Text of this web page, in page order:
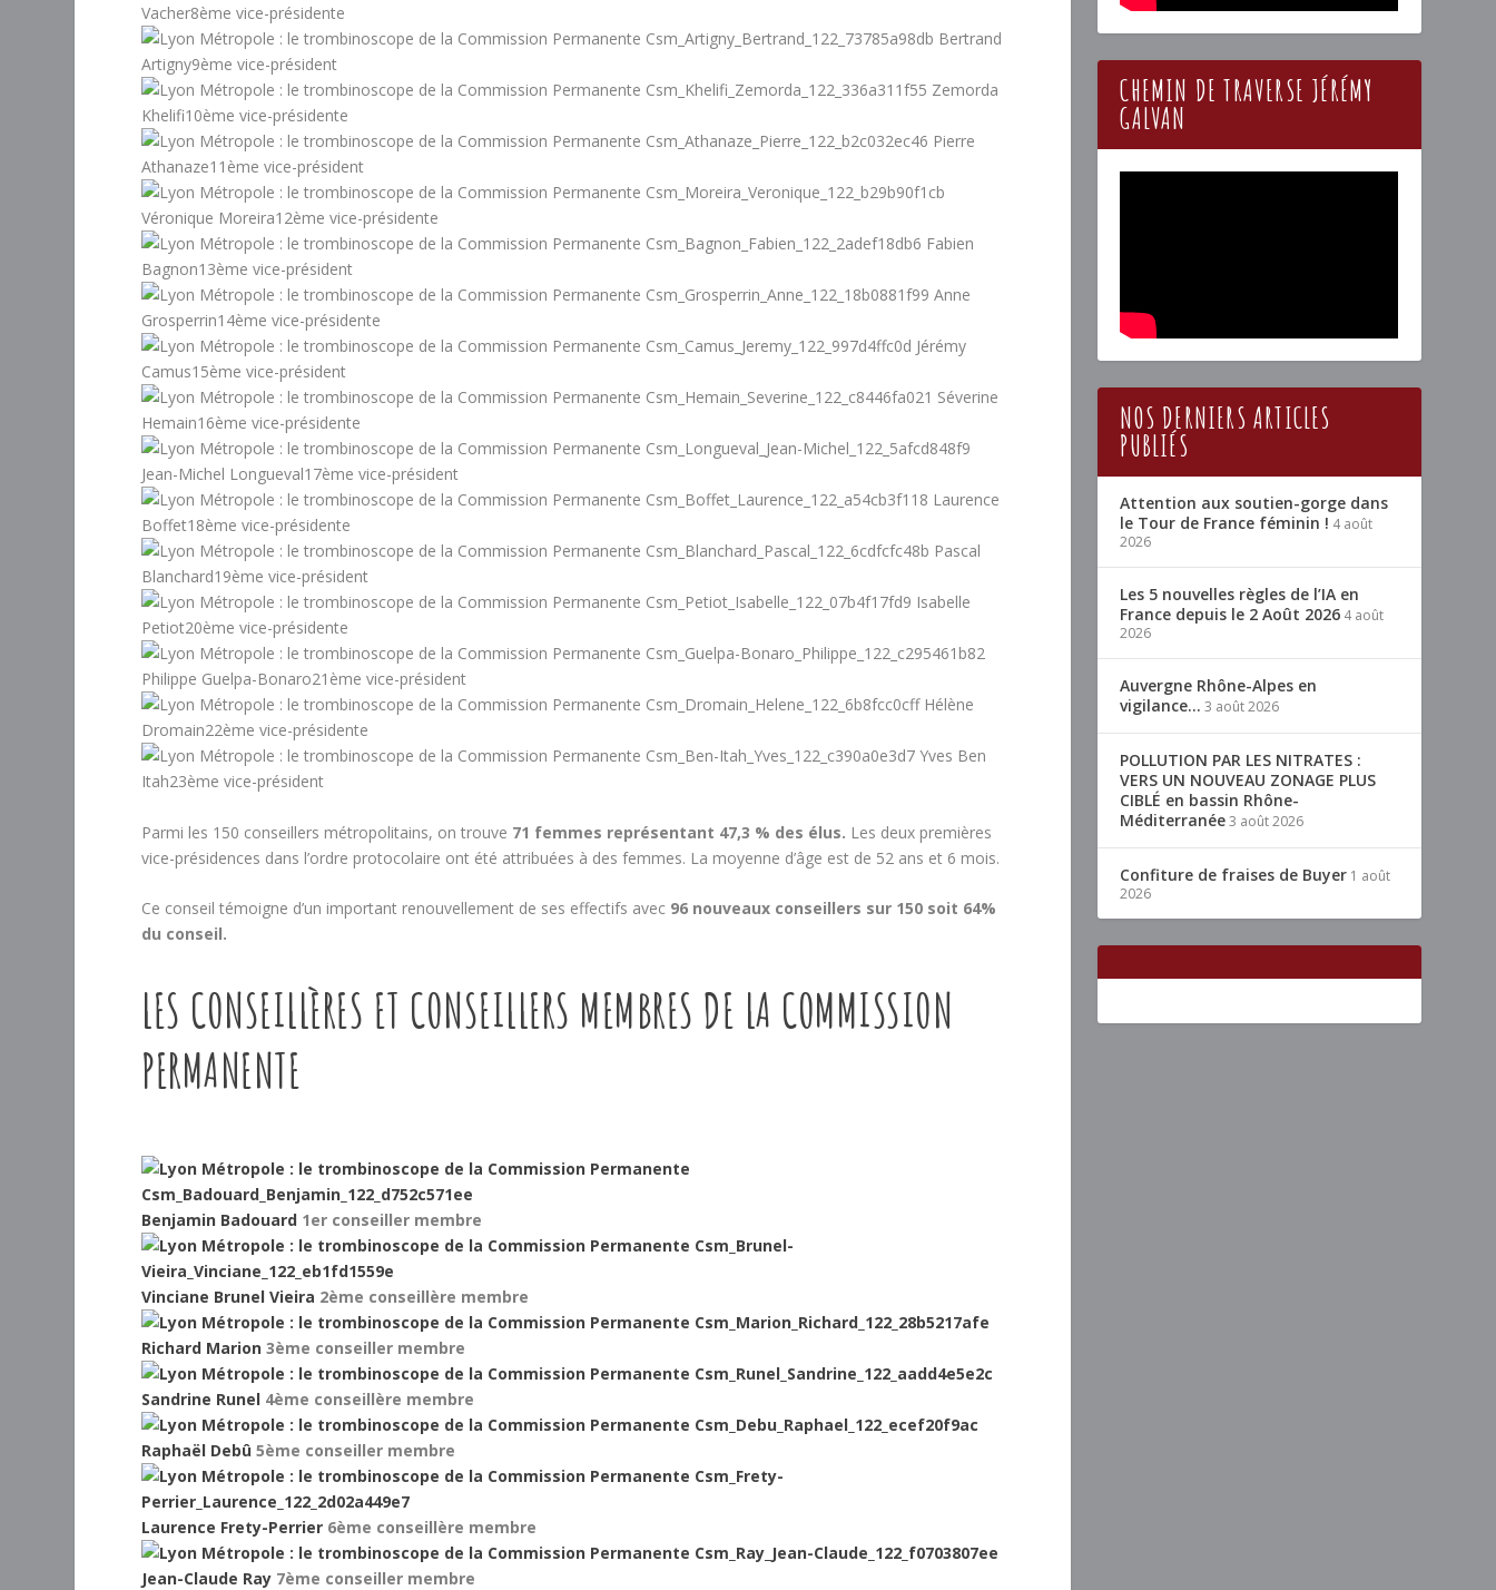
Vacher8ème vice-présidente
Bertrand
Artigny9ème vice-président
Zemorda
Khelifi10ème vice-présidente
Pierre
Athanaze11ème vice-président
Véronique Moreira12ème vice-présidente
Fabien
Bagnon13ème vice-président
Anne
Grosperrin14ème vice-présidente
Jérémy
Camus15ème vice-président
Séverine
Hemain16ème vice-présidente
Jean-Michel Longueval17ème vice-président
Laurence
Boffet18ème vice-présidente
Pascal
Blanchard19ème vice-président
Isabelle
Petiot20ème vice-présidente
Philippe Guelpa-Bonaro21ème vice-président
Hélène
Dromain22ème vice-présidente
Yves Ben
Itah23ème vice-président
Parmi les 150 conseillers métropolitains, on trouve 71 femmes représentant 47,3 % des élus. Les deux premières
vice-présidences dans l’ordre protocolaire ont été attribuées à des femmes. La moyenne d’âge est de 52 ans et 6 mois.
Ce conseil témoigne d’un important renouvellement de ses effectifs avec 96 nouveaux conseillers sur 150 soit 64%
du conseil.
LES CONSEILLÈRES ET CONSEILLERS MEMBRES DE LA COMMISSION
PERMANENTE
Benjamin Badouard 1er conseiller membre
Vinciane Brunel Vieira 2ème conseillère membre
Richard Marion 3ème conseiller membre
Sandrine Runel 4ème conseillère membre
Raphaël Debû 5ème conseiller membre
Laurence Frety-Perrier 6ème conseillère membre
Jean-Claude Ray 7ème conseiller membre
CHEMIN DE TRAVERSE JÉRÉMY
GALVAN
NOS DERNIERS ARTICLES
PUBLIÉS
Attention aux soutien-gorge dans
le Tour de France féminin ! 4 août
2026
Les 5 nouvelles règles de l’IA en
France depuis le 2 Août 2026 4 août
2026
Auvergne Rhône-Alpes en
vigilance… 3 août 2026
POLLUTION PAR LES NITRATES :
VERS UN NOUVEAU ZONAGE PLUS
CIBLÉ en bassin Rhône-
Méditerranée3 août 2026
Confiture de fraises de Buyer 1 août
2026